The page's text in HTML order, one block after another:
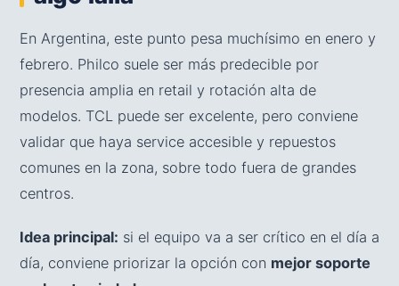
En Argentina, este punto pesa muchísimo en enero y
febrero. Philco suele ser más predecible por
presencia amplia en retail y rotación alta de
modelos. TCL puede ser excelente, pero conviene
validar que haya service accesible y repuestos
comunes en la zona, sobre todo fuera de grandes
centros.
Idea principal: si el equipo va a ser crítico en el día a
día, conviene priorizar la opción con mejor soporte